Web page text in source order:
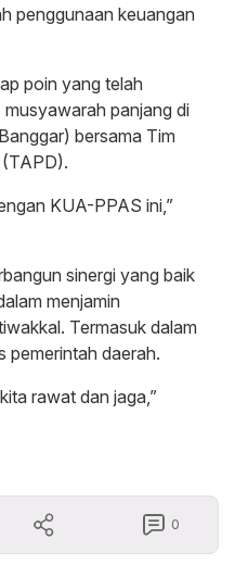
penggunaan keuangan
poin yang telah
panjang di
bersama Tim
KUA-PPAS ini,”
sinergi yang baik
menjamin
Termasuk dalam
pemerintah daerah.
rawat dan jaga,”
0